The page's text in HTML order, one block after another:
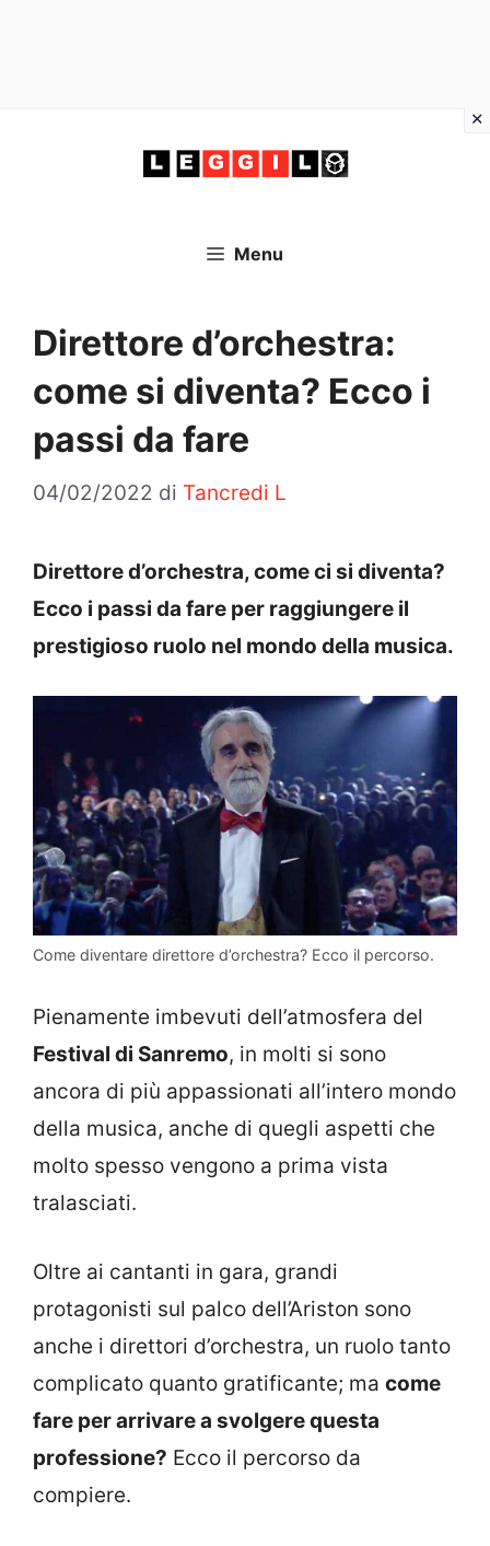
Menu
Direttore d’orchestra:
come si diventa? Ecco i
passi da fare
04/02/2022 di Tancredi L
Direttore d’orchestra, come ci si diventa?
Ecco i passi da fare per raggiungere il
prestigioso ruolo nel mondo della musica.
Come diventare direttore d’orchestra? Ecco il percorso.
Pienamente imbevuti dell’atmosfera del
Festival di Sanremo, in molti si sono
ancora di più appassionati all’intero mondo
della musica, anche di quegli aspetti che
molto spesso vengono a prima vista
tralasciati.
Oltre ai cantanti in gara, grandi
protagonisti sul palco dell’Ariston sono
anche i direttori d’orchestra, un ruolo tanto
complicato quanto gratificante; ma come
fare per arrivare a svolgere questa
professione? Ecco il percorso da
compiere.